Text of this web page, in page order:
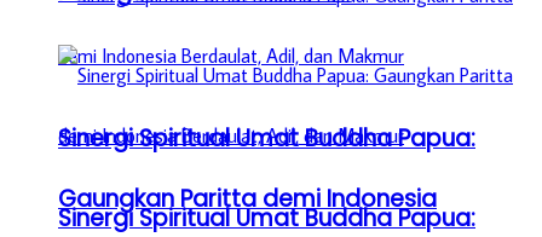
Sinergi Spiritual Umat Buddha Papua:
Gaungkan Paritta demi Indonesia
Sinergi Spiritual Umat Buddha Papua: